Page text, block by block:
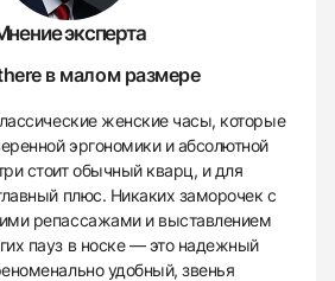
эксперта
в малом размере
женские часы, которые
эргономики и абсолютной
стоит обычный кварц, и для
плюс. Никаких заморочек с
репассажами и выставлением
пауз в носке — это надежный
удобный, звенья